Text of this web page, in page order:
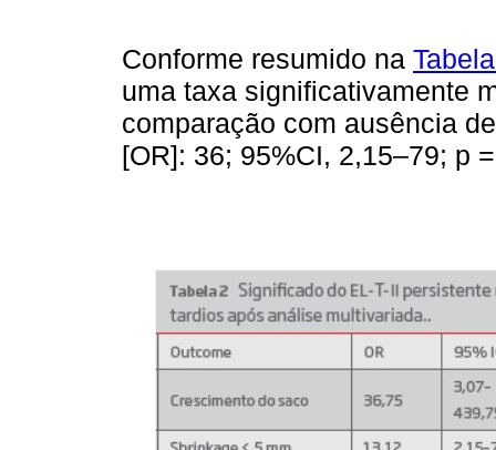
Conforme resumido na
uma taxa significativamente
comparação com ausência
[OR]: 36; 95%CI, 2,15–79; p